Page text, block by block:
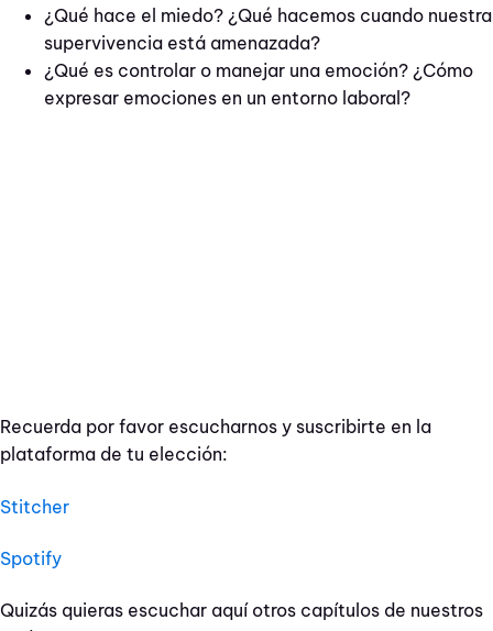
¿Qué hace el miedo? ¿Qué hacemos cuando nuestra
supervivencia está amenazada?
¿Qué es controlar o manejar una emoción? ¿Cómo
expresar emociones en un entorno laboral?
Recuerda por favor escucharnos y suscribirte en la
plataforma de tu elección:
Stitcher
Spotify
Quizás quieras escuchar aquí otros capítulos de nuestros